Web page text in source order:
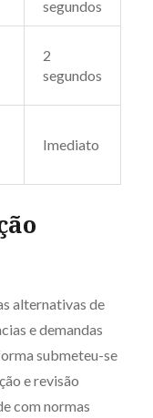
segundos
2
segundos
Imediato
alternativas de
e demandas
submeteu-se
e revisão
com normas